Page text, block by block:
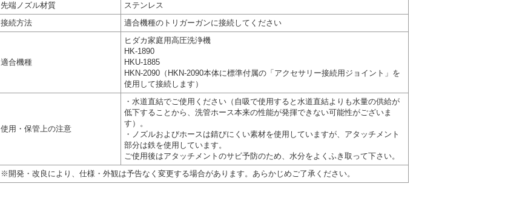
先端ノズル材質
ステンレス
接続方法
適合機種のトリガーガンに接続してください
適合機種
ヒダカ家庭用高圧洗浄機
HK-1890
HKU-1885
HKN-2090（HKN-2090本体に標準付属の「アクセサリー接続用ジョイント」を
使用して接続します）
使用・保管上の注意
・水道直結でご使用ください（自吸で使用すると水道直結よりも水量の供給が
低下することから、洗管ホース本来の性能が発揮できない可能性がございま
す）。
・ノズルおよびホースは錆びにくい素材を使用していますが、アタッチメント
部分は鉄を使用しています。
ご使用後はアタッチメントのサビ予防のため、水分をよくふき取って下さい。
※開発・改良により、仕様・外観は予告なく変更する場合があります。あらかじめご了承ください。